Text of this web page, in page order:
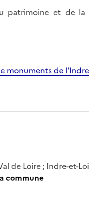
patrimoine et de la
monuments de
de Loire ; Indre-et-
commune